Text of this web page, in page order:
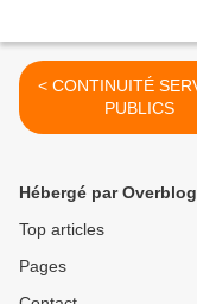
< CONTINUITÉ SERVICES
PUBLICS
Hébergé par Overblog
Top articles
Pages